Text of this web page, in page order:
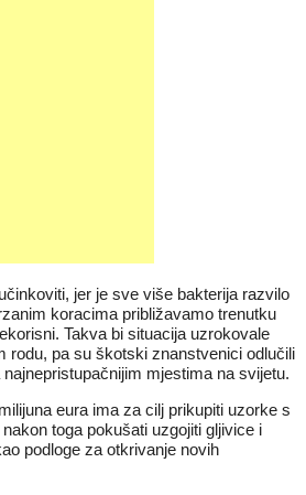
jer je sve više bakterija razvilo
koracima približavamo trenutku
Takva bi situacija uzrokovale
rodu, pa su škotski znanstvenici odlučili
mjestima na svijetu.
eura ima za cilj prikupiti uzorke s
toga pokušati uzgojiti gljivice i
podloge za otkrivanje novih